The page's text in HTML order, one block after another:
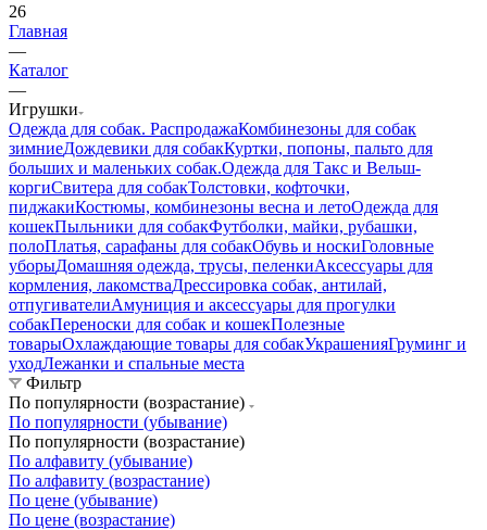
26
Главная
—
Каталог
—
Игрушки
Одежда для собак. РаспродажаКомбинезоны для собак
зимниеДождевики для собакКуртки, попоны, пальто для
больших и маленьких собак.Одежда для Такс и Вельш-
коргиСвитера для собакТолстовки, кофточки,
пиджакиКостюмы, комбинезоны весна и летоОдежда для
кошекПыльники для собакФутболки, майки, рубашки,
полоПлатья, сарафаны для собакОбувь и носкиГоловные
уборыДомашняя одежда, трусы, пеленкиАксессуары для
кормления, лакомстваДрессировка собак, антилай,
отпугивателиАмуниция и аксессуары для прогулки
собакПереноски для собак и кошекПолезные
товарыОхлаждающие товары для собакУкрашенияГруминг и
уходЛежанки и спальные места
Фильтр
По популярности (возрастание)
По популярности (убывание)
По популярности (возрастание)
По алфавиту (убывание)
По алфавиту (возрастание)
По цене (убывание)
По цене (возрастание)